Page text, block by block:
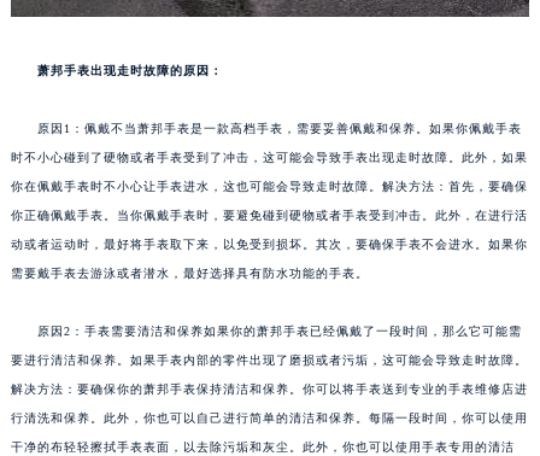
萧邦手表出现走时故障的原因：
原因1：佩戴不当萧邦手表是一款高档手表，需要妥善佩戴和保养。如果你佩戴手表
时不小心碰到了硬物或者手表受到了冲击，这可能会导致手表出现走时故障。此外，如果
你在佩戴手表时不小心让手表进水，这也可能会导致走时故障。解决方法：首先，要确保
你正确佩戴手表。当你佩戴手表时，要避免碰到硬物或者手表受到冲击。此外，在进行活
动或者运动时，最好将手表取下来，以免受到损坏。其次，要确保手表不会进水。如果你
需要戴手表去游泳或者潜水，最好选择具有防水功能的手表。
原因2：手表需要清洁和保养如果你的萧邦手表已经佩戴了一段时间，那么它可能需
要进行清洁和保养。如果手表内部的零件出现了磨损或者污垢，这可能会导致走时故障。
解决方法：要确保你的萧邦手表保持清洁和保养。你可以将手表送到专业的手表维修店进
行清洗和保养。此外，你也可以自己进行简单的清洁和保养。每隔一段时间，你可以使用
干净的布轻轻擦拭手表表面，以去除污垢和灰尘。此外，你也可以使用手表专用的清洁